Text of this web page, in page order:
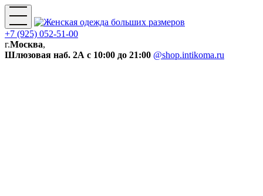
+7 (925) 052-51-00
г.Москва,
Шлюзовая наб. 2А с 10:00 до 21:00 @shop.intikoma.ru